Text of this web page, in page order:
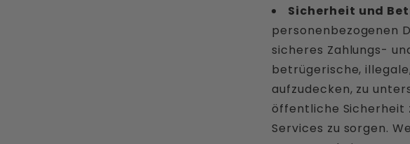
Sicherheit und
personenbezogenen
sicheres Zahlungs-
betrügerische,
aufzudecken, zu
öffentliche Sicherheit
Services zu sorgen.